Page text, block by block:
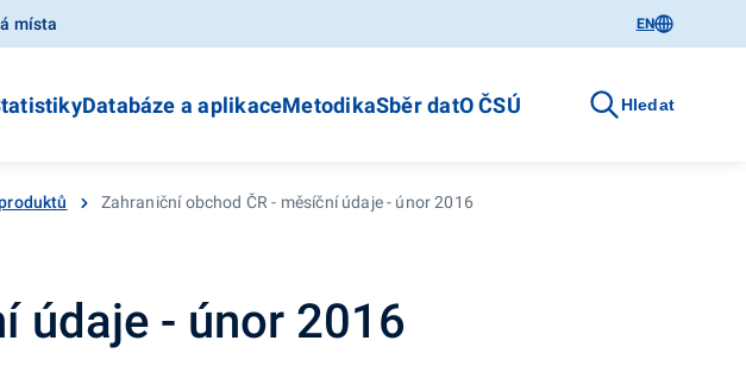
místa EN
Databáze a aplikaceMetodikaSběr datO ČSÚ Hledat
Zahraniční obchod ČR - měsíční údaje - únor 2016
údaje - únor 2016